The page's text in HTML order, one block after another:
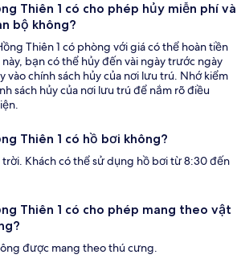
Thiên 1 có cho phép hủy miễn phí và
bộ không?
Thiên 1 có phòng với giá có thể hoàn tiền
bạn có thể hủy đến vài ngày trước ngày
vào chính sách hủy của nơi lưu trú. Nhớ kiểm
sách hủy của nơi lưu trú để nắm rõ điều
Thiên 1 có hồ bơi không?
trời. Khách có thể sử dụng hồ bơi từ 8:30 đến
Thiên 1 có cho phép mang theo vật
được mang theo thú cưng.